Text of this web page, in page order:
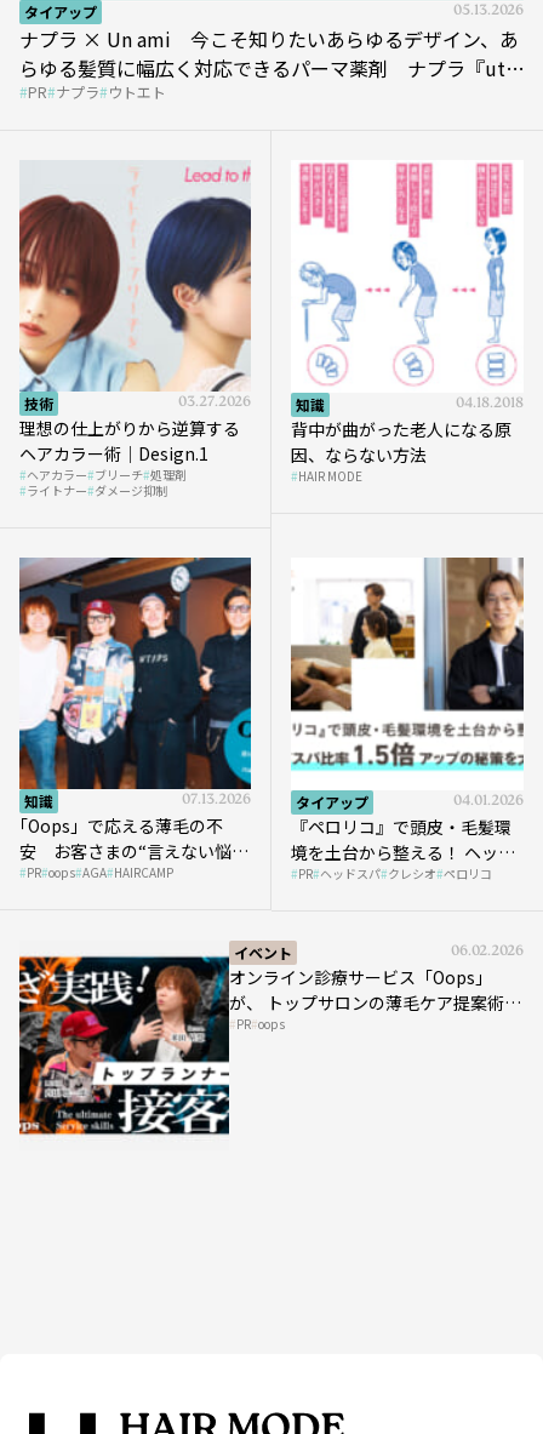
タイアップ 05.13.2026
ナプラ × Un ami 今こそ知りたいあらゆるデザイン、あ
らゆる髪質に幅広く対応できるパーマ薬剤 ナプラ『ut-
et』
PR ナプラ ウトエト
技術 03.27.2026
理想の仕上がりから逆算する
ヘアカラー術｜Design.1
ヘアカラー ブリーチ 処理剤
ライトナー ダメージ抑制
知識 04.18.2018
背中が曲がった老人になる原
因、ならない方法
HAIR MODE
知識 07.13.2026
｢Oops」で応える薄毛の不
安 お客さまの“言えない悩
み”にどう向き合う？ ＃01
PR oops AGA HAIRCAMP
タイアップ 04.01.2026
『ペロリコ』で頭皮・毛髪環
境を土台から整える！ ヘッド
スパ比率1.5倍アップの秘策を
PR ヘッドスパ クレシオ ペロリコ
イベント 06.02.2026
オンライン診療サービス「Oops」
が、 トップサロンの薄毛ケア提案術を
HAIRCAMPで公開！
PR oops